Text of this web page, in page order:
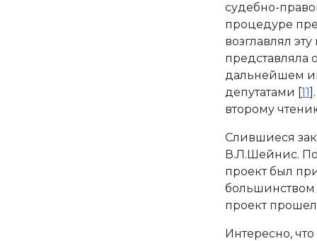
судебно-
процедуре
возглавлял
представляла
дальнейшем
депутатами [11
второму
Слившиеся
В.Л.Шейнис.
проект был
большинством
проект
Интересно,